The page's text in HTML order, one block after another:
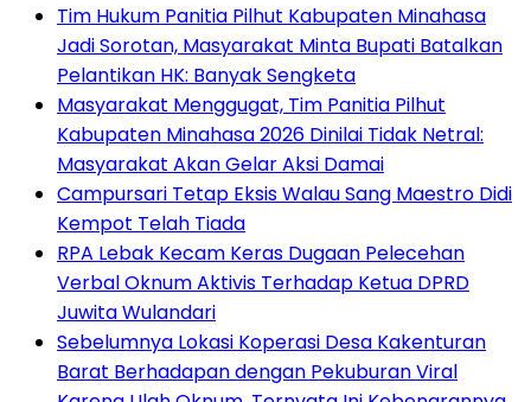
Tim Hukum Panitia Pilhut Kabupaten Minahasa
Jadi Sorotan, Masyarakat Minta Bupati Batalkan
Pelantikan HK: Banyak Sengketa
Masyarakat Menggugat, Tim Panitia Pilhut
Kabupaten Minahasa 2026 Dinilai Tidak Netral:
Masyarakat Akan Gelar Aksi Damai
Campursari Tetap Eksis Walau Sang Maestro Didi
Kempot Telah Tiada
RPA Lebak Kecam Keras Dugaan Pelecehan
Verbal Oknum Aktivis Terhadap Ketua DPRD
Juwita Wulandari
Sebelumnya Lokasi Koperasi Desa Kakenturan
Barat Berhadapan dengan Pekuburan Viral